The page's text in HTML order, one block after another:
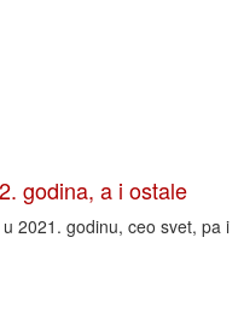
godina, a i ostale
2021. godinu, ceo svet, pa i